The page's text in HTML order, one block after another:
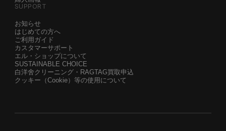
SUPPORT
お知らせ
はじめての方へ
ご利用ガイド
カスタマーサポート
エル・ショップについて
SUSTAINABLE CHOICE
白洋舍クリーニング・RAGTAG買取申込
クッキー（Cookie）等の使用について